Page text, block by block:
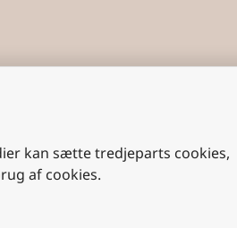
kan sætte tredjeparts cookies,
af cookies.